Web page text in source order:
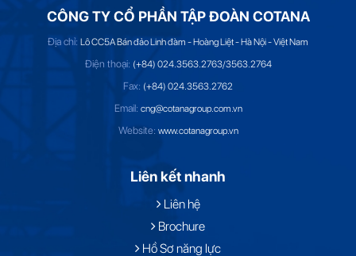
CÔNG TY CỔ PHẦN TẬP ĐOÀN COTANA
Địa chỉ: Lô CC5A Bán đảo Linh đàm - Hoàng Liệt - Hà Nội - Việt Nam
Điện thoại: (+84) 024.3563.2763/3563.2764
Fax: (+84) 024.3563.2762
Email: cng@cotanagroup.com.vn
Website: www.cotanagroup.vn
Liên kết nhanh
Liên hệ
Brochure
Hồ Sơ năng lực